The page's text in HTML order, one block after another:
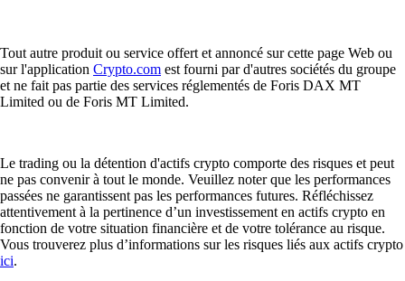
Tout autre produit ou service offert et annoncé sur cette page Web ou
sur l'application Crypto.com est fourni par d'autres sociétés du groupe
et ne fait pas partie des services réglementés de Foris DAX MT
Limited ou de Foris MT Limited.
Le trading ou la détention d'actifs crypto comporte des risques et peut
ne pas convenir à tout le monde. Veuillez noter que les performances
passées ne garantissent pas les performances futures. Réfléchissez
attentivement à la pertinence d’un investissement en actifs crypto en
fonction de votre situation financière et de votre tolérance au risque.
Vous trouverez plus d’informations sur les risques liés aux actifs crypto
ici.